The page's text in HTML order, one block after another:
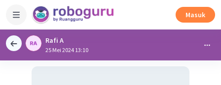
Masuk
Rafi A
25 Mei 2024 13:10